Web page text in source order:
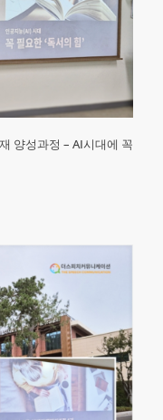
양성과정 – AI시대에 꼭